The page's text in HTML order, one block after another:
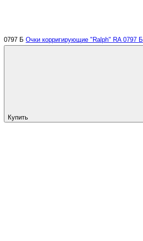
0797 Б Очки корригирующие "Ralph" RA 0797 Б
Купить